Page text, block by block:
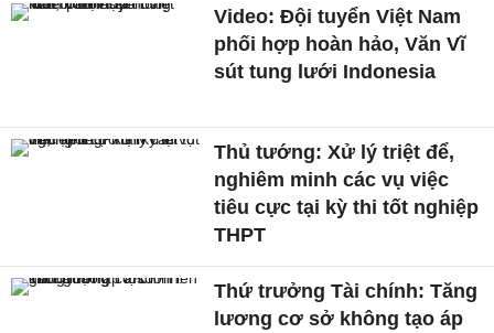
Video: Đội tuyển Việt Nam
phối hợp hoàn hảo, Văn Vĩ
sút tung lưới Indonesia
Thủ tướng: Xử lý triệt để,
nghiêm minh các vụ việc
tiêu cực tại kỳ thi tốt nghiệp
THPT
Thứ trưởng Tài chính: Tăng
lương cơ sở không tạo áp